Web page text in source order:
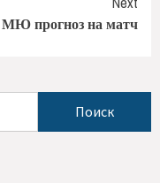
прогноз на матч